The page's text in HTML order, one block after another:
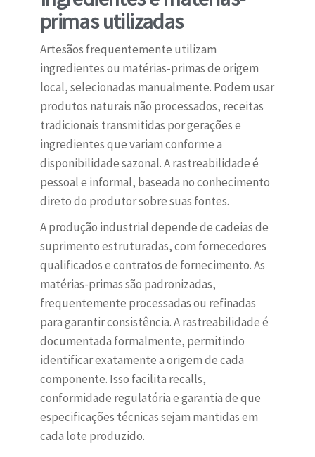
primas utilizadas
Artesãos frequentemente utilizam
ingredientes ou matérias-primas de origem
local, selecionadas manualmente. Podem usar
produtos naturais não processados, receitas
tradicionais transmitidas por gerações e
ingredientes que variam conforme a
disponibilidade sazonal. A rastreabilidade é
pessoal e informal, baseada no conhecimento
direto do produtor sobre suas fontes.
A produção industrial depende de cadeias de
suprimento estruturadas, com fornecedores
qualificados e contratos de fornecimento. As
matérias-primas são padronizadas,
frequentemente processadas ou refinadas
para garantir consistência. A rastreabilidade é
documentada formalmente, permitindo
identificar exatamente a origem de cada
componente. Isso facilita recalls,
conformidade regulatória e garantia de que
especificações técnicas sejam mantidas em
cada lote produzido.